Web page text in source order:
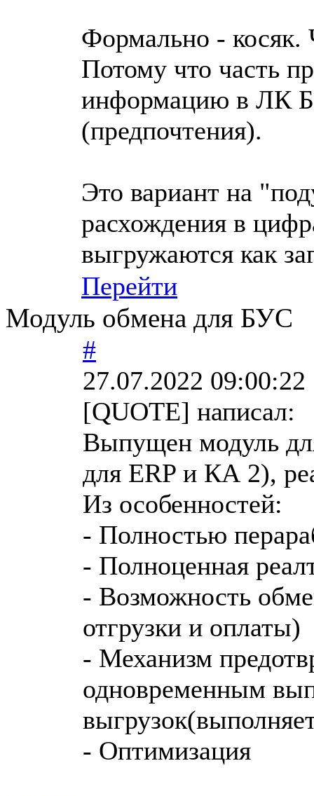
Формально - косяк.
Потому что часть
информацию в ЛК
(предпочтения).
Это вариант на
расхождения в
выгружаются как
Перейти
Модуль обмена для БУС
#
27.07.2022 09:00:22
[QUOTE] написал:
Выпущен модуль
для ERP и КА 2),
Из особенностей:
- Полностью
- Полноценная
- Возможность
отгрузки и оплаты)
- Механизм
одновременным
- Оптимизация